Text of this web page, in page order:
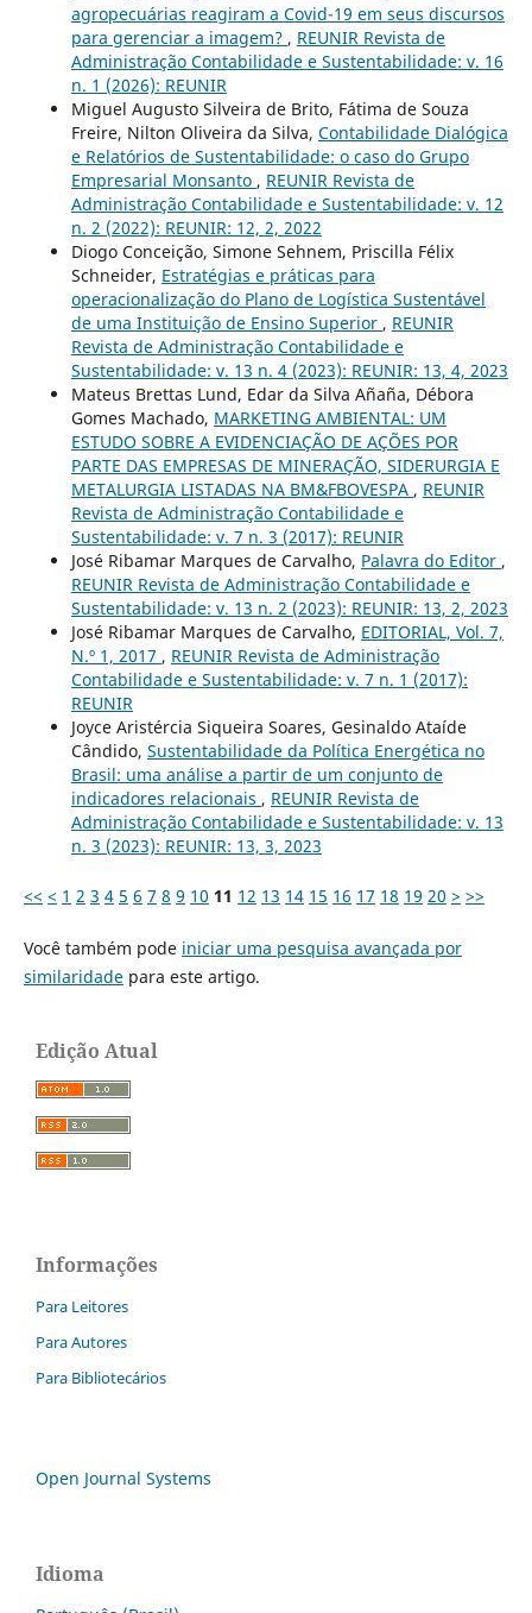
agropecuárias reagiram a Covid-19 em seus discursos
para gerenciar a imagem? , REUNIR Revista de
Administração Contabilidade e Sustentabilidade: v. 16
n. 1 (2026): REUNIR
Miguel Augusto Silveira de Brito, Fátima de Souza
Freire, Nilton Oliveira da Silva, Contabilidade Dialógica
e Relatórios de Sustentabilidade: o caso do Grupo
Empresarial Monsanto , REUNIR Revista de
Administração Contabilidade e Sustentabilidade: v. 12
n. 2 (2022): REUNIR: 12, 2, 2022
Diogo Conceição, Simone Sehnem, Priscilla Félix
Schneider, Estratégias e práticas para
operacionalização do Plano de Logística Sustentável
de uma Instituição de Ensino Superior , REUNIR
Revista de Administração Contabilidade e
Sustentabilidade: v. 13 n. 4 (2023): REUNIR: 13, 4, 2023
Mateus Brettas Lund, Edar da Silva Añaña, Débora
Gomes Machado, MARKETING AMBIENTAL: UM
ESTUDO SOBRE A EVIDENCIAÇÃO DE AÇÕES POR
PARTE DAS EMPRESAS DE MINERAÇÃO, SIDERURGIA E
METALURGIA LISTADAS NA BM&FBOVESPA , REUNIR
Revista de Administração Contabilidade e
Sustentabilidade: v. 7 n. 3 (2017): REUNIR
José Ribamar Marques de Carvalho, Palavra do Editor ,
REUNIR Revista de Administração Contabilidade e
Sustentabilidade: v. 13 n. 2 (2023): REUNIR: 13, 2, 2023
José Ribamar Marques de Carvalho, EDITORIAL, Vol. 7,
N.º 1, 2017 , REUNIR Revista de Administração
Contabilidade e Sustentabilidade: v. 7 n. 1 (2017):
REUNIR
Joyce Aristércia Siqueira Soares, Gesinaldo Ataíde
Cândido, Sustentabilidade da Política Energética no
Brasil: uma análise a partir de um conjunto de
indicadores relacionais , REUNIR Revista de
Administração Contabilidade e Sustentabilidade: v. 13
n. 3 (2023): REUNIR: 13, 3, 2023
<< < 1 2 3 4 5 6 7 8 9 10 11 12 13 14 15 16 17 18 19 20 > >>
Você também pode iniciar uma pesquisa avançada por
similaridadepara este artigo.
Edição Atual
Informações
Para Leitores
Para Autores
Para Bibliotecários
Open Journal Systems
Idioma